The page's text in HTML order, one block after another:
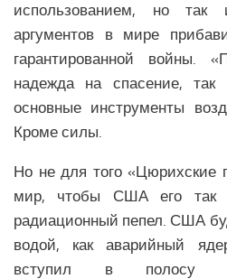
использованием, но
аргументов в мире
гарантированной
надежда на спасение,
основные инструменты
Кроме силы.
Но не для того «Цюрихские
мир, чтобы США его так
радиационный пепел. США
водой, как аварийный
вступил в полосу